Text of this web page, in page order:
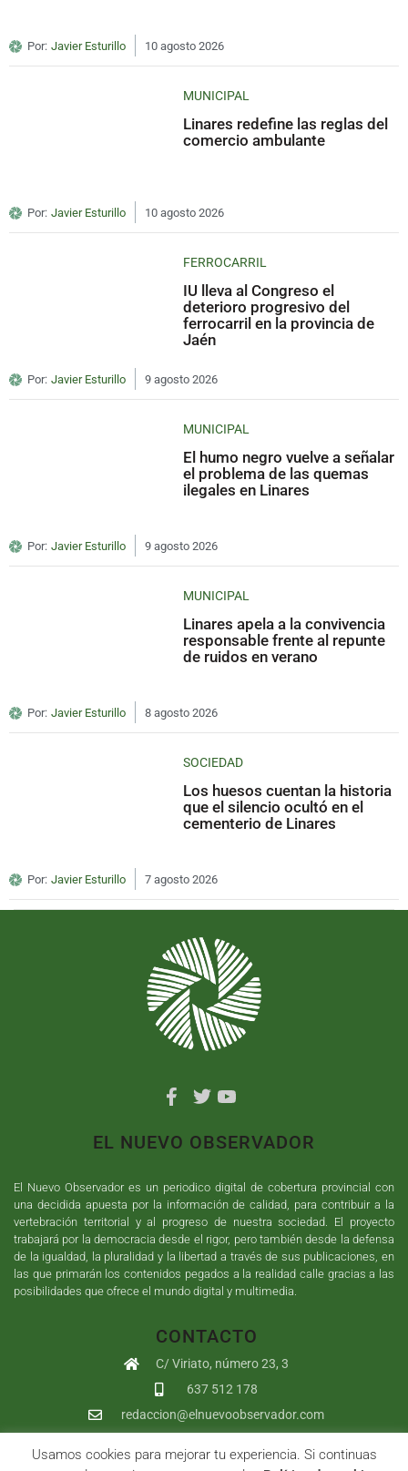
Por: Javier Esturillo 10 agosto 2026
MUNICIPAL
Linares redefine las reglas del
comercio ambulante
Por: Javier Esturillo 10 agosto 2026
FERROCARRIL
IU lleva al Congreso el
deterioro progresivo del
ferrocarril en la provincia de
Jaén
Por: Javier Esturillo 9 agosto 2026
MUNICIPAL
El humo negro vuelve a señalar
el problema de las quemas
ilegales en Linares
Por: Javier Esturillo 9 agosto 2026
MUNICIPAL
Linares apela a la convivencia
responsable frente al repunte
de ruidos en verano
Por: Javier Esturillo 8 agosto 2026
SOCIEDAD
Los huesos cuentan la historia
que el silencio ocultó en el
cementerio de Linares
Por: Javier Esturillo 7 agosto 2026
EL NUEVO OBSERVADOR
El Nuevo Observador es un periodico digital de cobertura provincial con
una decidida apuesta por la información de calidad, para contribuir a la
vertebración territorial y al progreso de nuestra sociedad. El proyecto
trabajará por la democracia desde el rigor, pero también desde la defensa
de la igualdad, la pluralidad y la libertad a través de sus publicaciones, en
las que primarán los contenidos pegados a la realidad calle gracias a las
posibilidades que ofrece el mundo digital y multimedia.
CONTACTO
C/ Viriato, número 23, 3
637 512 178
redaccion@elnuevoobservador.com
Usamos cookies para mejorar tu experiencia. Si continuas